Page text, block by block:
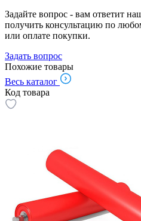
Задайте вопрос - вам ответит
получить консультацию по
или оплате покупки.
Задать вопрос
Похожие товары
Весь каталог
Код товара